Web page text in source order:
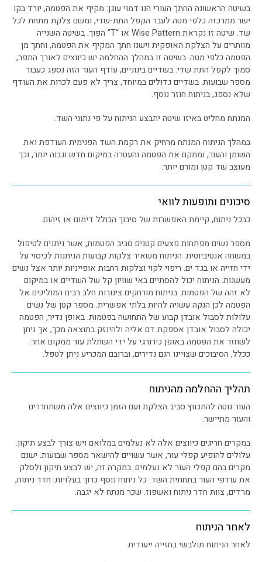
בשיטה הראשונה החתך העורי הנו דמוי עוגן: מקיף את הפטמה, יורד בקו
ישר ממרכזה כלפי מטה לעבר הקפל התת-שדי, ומשם צלקת מתחת לכל
שד. שיטה זו נקראת Wise Pattern או “T” הפוך. בשיטה השנייה
מוותרים על הצלקת האופקית וישנו חתך המקיף את הפטמה, וחתך מן
הפטמה כלפי מטה. בשיטה זו במהלך ההחלמה יש כיווצים לאורך התפר,
סמוך לקפל התת שדי. בשדיים בינוניים, עודף העור הזה נספג כעבור
מספר שבועות. בשדיים גדולים במיוחד, צריך לא פעם לכרות את העודף
שלא נספג, בניתוח חוזר נוסף.
המנתח מחליט באיזו שיטה יתבצע הניתוח על פי נתוני השד.
במהלך הניתוח המנתח מרחיק את רקמת השד הפנימית העודפת ואת
השומן והעור, וממקם את הפטמה והעטרה במיקום חדש וגבוה יותר, וכך
מעוצב שד קטן ומורם יותר.
סיכונים ותופעות לוואי
כבכל ניתוח, קיימת האפשרות של סיבוך הכולל דימום או זיהום.
מספר נשים מפתחות פצעים קטנים סביב הפטמות, אשר ניתנים לטיפול
במשחה אנטיביוטית. הניתוח משאיר צלקות קבועות הניתנות לכיסוי על
ידי חזייה או בגד ים. ריפוי לקוי וצלקות רחבות אופייניות יותר אצל נשים
מעשנות. הניתוח יכול להסתיים באי שוויון קל של השדיים או במיקום
לא זהה של הפטמות. בניתוח מורחקים צינורות חלב רבים המוליכים אל
הפטמה לכן הנקה עשויה להיות בלתי אפשרית. מספר קטן של נשים
עלולות לסבול אובדן קבוע של התחושה בפטמות. באופן נדיר, הפטמה
יכולה לסבול אובדן אספקת דם אליה ולהינזק בתוצאה מכך, אך ניתן
לשחזר את הפטמה באופן כירורגי על ידי השתלת עור ממקום אחר.
ככלל, הסיבוכים שצויינו הנם נדירים, וברובם המכריע ניתן לטפל.
תהליך ההחלמה מהניתוח
העור נוטה להתכווץ סביב הצלקת ועם הזמן כיווצים אלה משתחררים
והעור מתיישר.
במקרים חריגים כיווצים אלה לא נעלמים במלואם ויש צורך לבצע תיקון.
עלולים להופיע קפלי עור, אשר עשויים להישאר מספר שבועות. ישנם
מקרים בהם קפלי העור לא נעלמים. במקרה זה, יש לבצע תיקון ולסלק
את עודפי העור בתחתית השד. כל ניתוח נוסף כרוך בעלויות: חדר ניתוח,
מרדים, צוות חדר ניתוח ואשפוז. שכר מנתח לא יגבה.
לאחר הניתוח
לאחר הניתוח תולבשי בחזייה ייעודית.